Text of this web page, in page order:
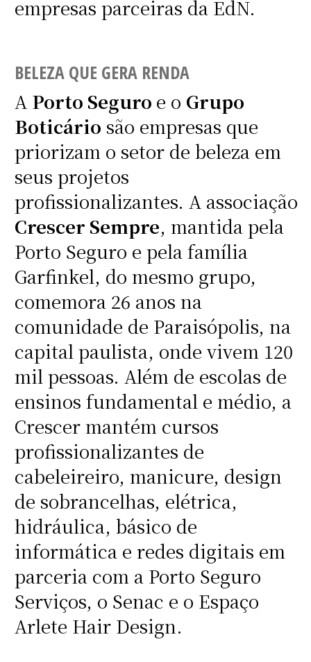
empresas parceiras da EdN.
BELEZA QUE GERA RENDA
A Porto Seguro e o Grupo
Boticário são empresas que
priorizam o setor de beleza em
seus projetos
profissionalizantes. A associação
Crescer Sempre, mantida pela
Porto Seguro e pela família
Garfinkel, do mesmo grupo,
comemora 26 anos na
comunidade de Paraisópolis, na
capital paulista, onde vivem 120
mil pessoas. Além de escolas de
ensinos fundamental e médio, a
Crescer mantém cursos
profissionalizantes de
cabeleireiro, manicure, design
de sobrancelhas, elétrica,
hidráulica, básico de
informática e redes digitais em
parceria com a Porto Seguro
Serviços, o Senac e o Espaço
Arlete Hair Design.